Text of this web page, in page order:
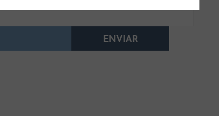
ENVIAR